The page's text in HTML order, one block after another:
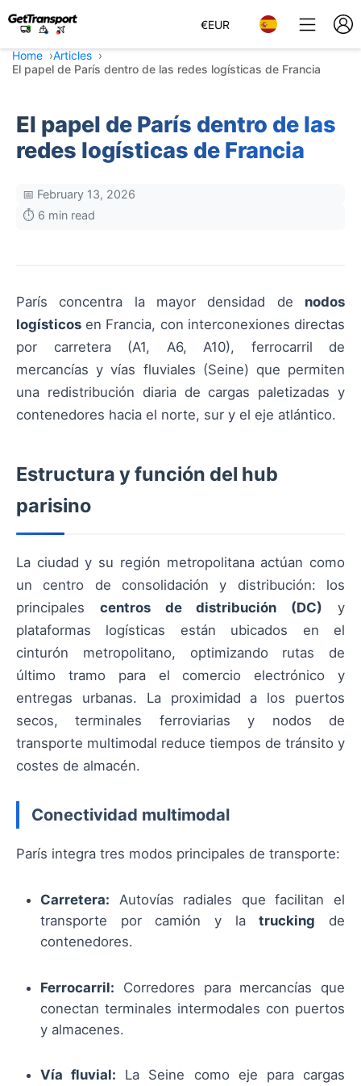
€EUR
Home
Articles
El papel de París dentro de las redes logísticas de Francia
El papel de París dentro de las
redes logísticas de Francia
📅 February 13, 2026
⏱️ 6 min read
París concentra la mayor densidad de nodos
logísticos en Francia, con interconexiones directas
por carretera (A1, A6, A10), ferrocarril de
mercancías y vías fluviales (Seine) que permiten
una redistribución diaria de cargas paletizadas y
contenedores hacia el norte, sur y el eje atlántico.
Estructura y función del hub
parisino
La ciudad y su región metropolitana actúan como
un centro de consolidación y distribución: los
principales centros de distribución (DC) y
plataformas logísticas están ubicados en el
cinturón metropolitano, optimizando rutas de
último tramo para el comercio electrónico y
entregas urbanas. La proximidad a los puertos
secos, terminales ferroviarias y nodos de
transporte multimodal reduce tiempos de tránsito y
costes de almacén.
Conectividad multimodal
París integra tres modos principales de transporte:
Carretera: Autovías radiales que facilitan el
transporte por camión y latrucking de
contenedores.
Ferrocarril: Corredores para mercancías que
conectan terminales intermodales con puertos
y almacenes.
Vía fluvial: La Seine como eje para cargas